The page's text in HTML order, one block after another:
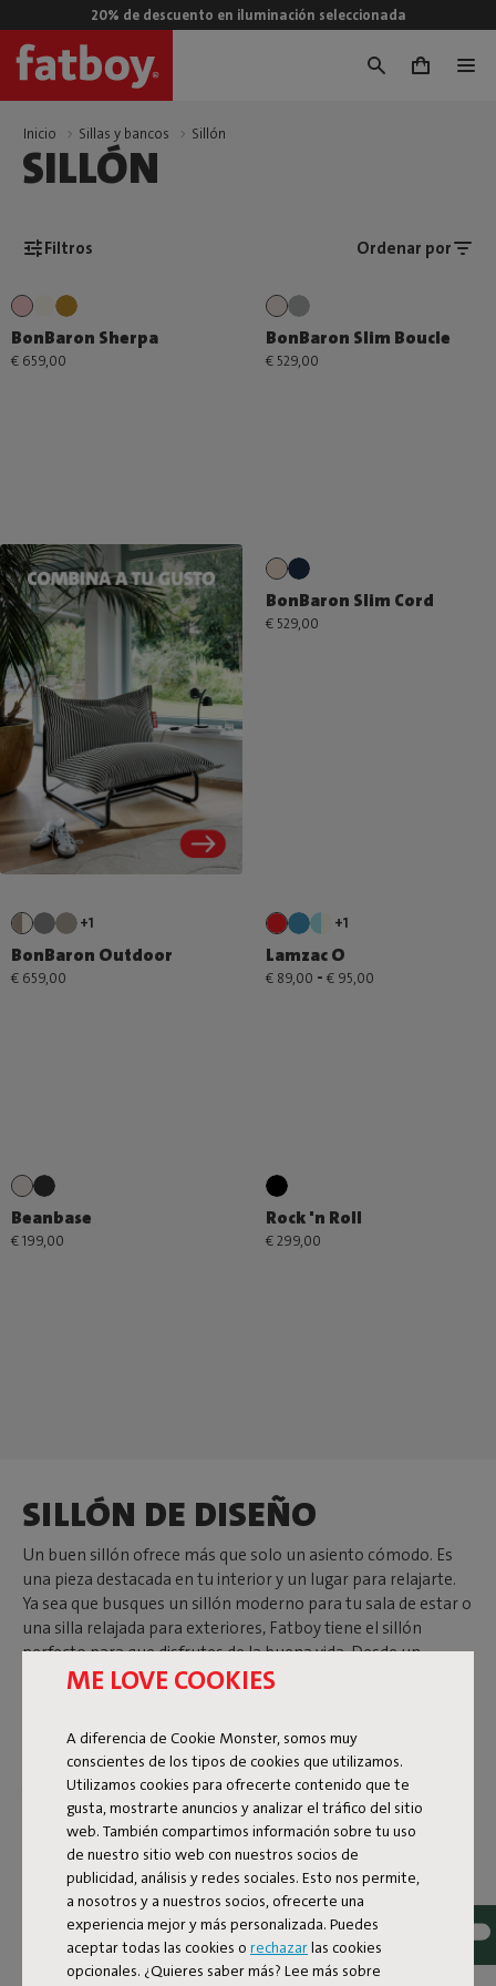
ME LOVE COOKIES
A diferencia de Cookie Monster, somos muy
conscientes de los tipos de cookies que utilizamos.
Utilizamos cookies para ofrecerte contenido que te
gusta, mostrarte anuncios y analizar el tráfico del sitio
web. También compartimos información sobre tu uso
de nuestro sitio web con nuestros socios de
publicidad, análisis y redes sociales. Esto nos permite,
a nosotros y a nuestros socios, ofrecerte una
experiencia mejor y más personalizada. Puedes
aceptar todas las cookies o rechazarlas cookies
opcionales. ¿Quieres saber más? Lee más sobre
20% de descuento en iluminación seleccionada
0
Inicio Sillas y bancos Sillón
SILLÓN
Filtros Ordenar por
BonBaron Sherpa
€ 659,00
BonBaron Slim Boucle
€ 529,00
BonBaron Slim Cord
€ 529,00
+1
BonBaron Outdoor
€ 659,00
+1
Lamzac O
€ 89,00 - € 95,00
Beanbase
€ 199,00
Rock 'n Roll
€ 299,00
SILLÓN DE DISEÑO
Un buen sillón ofrece más que solo un asiento cómodo. Es
una pieza destacada en tu interior y un lugar para relajarte.
Ya sea que busques un sillón moderno para tu sala de estar o
una silla relajada para exteriores, Fatboy tiene el sillón
perfecto para que disfrutes de la buena vida. Desde un
espacioso Loveseat de diseño hasta un sillón con
ASIENTOS CÓMODOS, CON
ESTILO EN INTERIORES
Relajarse en interiores requiere un sillón que sea cómodo y
visualmente atractivo. El Sumo Loveseat es un ejemplo
perfecto. Este cómodo loveseat de diseño realza tu interior y
puede transformarse en un sofá al conectar varios módulos.
Su tela es muy duradera y fácil de limpiar.The Bonbaron
ideal si buscas un lugar de descanso divertido. Este sillón